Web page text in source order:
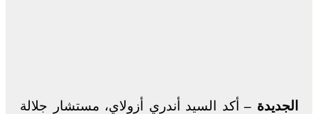
الجديدة – أكد السيد أندري أزولاي، مستشار جلالة